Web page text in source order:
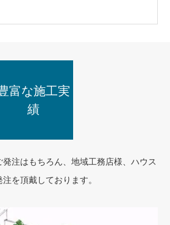
富な施工実
績
注はもちろん、地域工務店様、ハウス
を頂戴しております。